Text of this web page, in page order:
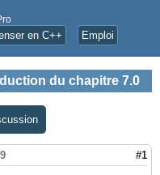
en C++ Emploi
du chapitre 7.0
#1